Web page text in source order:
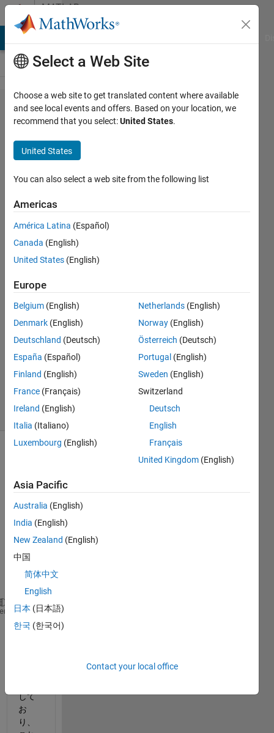
Skip to contentMATLAB
Answers
System
を利用
し​て
MATLAB
でコマ​
ンドプ
ロンプ
トの実
行​をす
O.E
24 May
1 Answer
Updated
24 May
2018
(30 days)
コマ
プロ
ンプ
ト上
cd/d”ファイルのパスを指定”
とい
して
お
り、
Select a Web Site
Choose a web site to get translated content where available
and see local events and offers. Based on your location, we
recommend that you select:United States.
United States
You can also select a web site from the following list
Americas
América Latina (Español)
Canada (English)
United States (English)
Europe
Belgium (English)
Denmark (English)
Deutschland (Deutsch)
España (Español)
Finland (English)
France (Français)
Ireland (English)
Italia (Italiano)
Luxembourg (English)
Netherlands (English)
Norway (English)
Österreich (Deutsch)
Portugal (English)
Sweden (English)
Switzerland
Deutsch
English
Français
United Kingdom (English)
Asia Pacific
Australia (English)
India (English)
New Zealand (English)
中国
简体中文
English
日本 (日本語)
한국 (한국어)
Contact your local office